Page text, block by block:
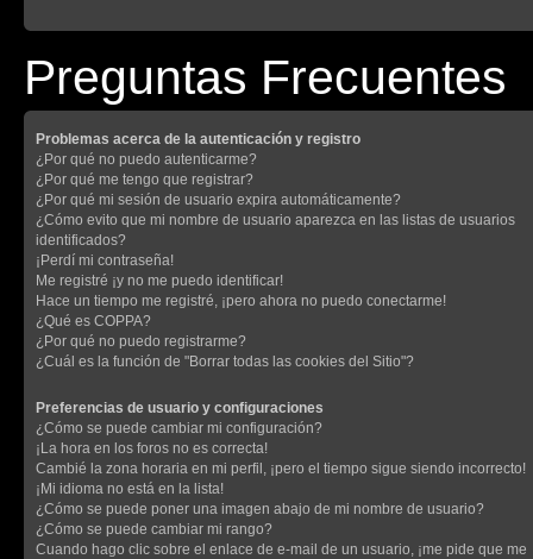
Preguntas Frecuentes
Problemas acerca de la autenticación y registro
¿Por qué no puedo autenticarme?
¿Por qué me tengo que registrar?
¿Por qué mi sesión de usuario expira automáticamente?
¿Cómo evito que mi nombre de usuario aparezca en las listas de usuarios
identificados?
¡Perdí mi contraseña!
Me registré ¡y no me puedo identificar!
Hace un tiempo me registré, ¡pero ahora no puedo conectarme!
¿Qué es COPPA?
¿Por qué no puedo registrarme?
¿Cuál es la función de "Borrar todas las cookies del Sitio"?
Preferencias de usuario y configuraciones
¿Cómo se puede cambiar mi configuración?
¡La hora en los foros no es correcta!
Cambié la zona horaria en mi perfil, ¡pero el tiempo sigue siendo incorrecto!
¡Mi idioma no está en la lista!
¿Cómo se puede poner una imagen abajo de mi nombre de usuario?
¿Cómo se puede cambiar mi rango?
Cuando hago clic sobre el enlace de e-mail de un usuario, ¡me pide que me